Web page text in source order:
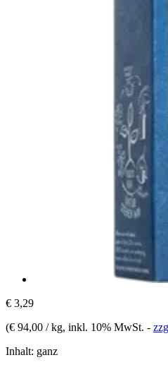
€ 3,29
(€ 94,00 / kg, inkl. 10% MwSt. -
Inhalt: ganz